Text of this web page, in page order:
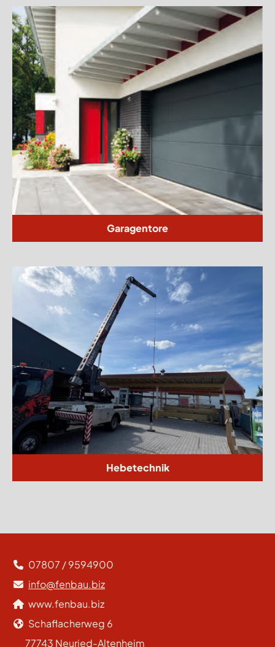
Garagentore
Hebetechnik
07807 / 9594900
info@fenbau.biz
www.fenbau.biz
Schaflacherweg 6
77743 Neuried-Altenheim